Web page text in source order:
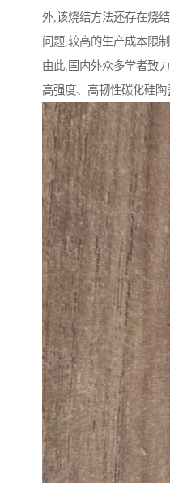
外,该烧结方法还存在烧
问题,较高的生产成本限
由此,国内外众多学者致
高强度、高韧性碳化硅陶